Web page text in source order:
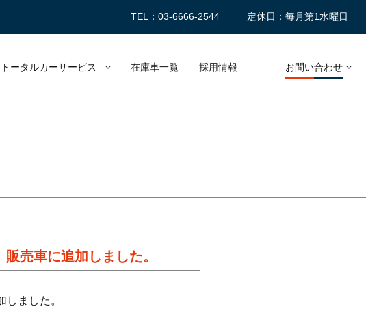
TEL：03-6666-2544 定休日：毎月第1水曜日
トータルカーサービス 在庫車一覧 採用情報 お問い合わせ
売車に追加しました。
ました。